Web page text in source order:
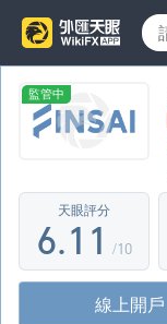
監管中
天眼評分
1
2
3
4
5
6
7
.
0
1
2
0
1
2
/10
線上開戶